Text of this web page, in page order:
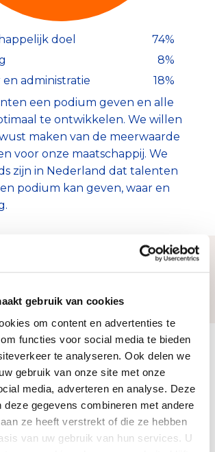
gebruik van cookies
om content en advertenties te
functies voor social media te bieden
te analyseren. Ook delen we
gebruik van onze site met onze
media, adverteren en analyse. Deze
deze gegevens combineren met andere
ze heeft verstrekt of die ze hebben
van uw gebruik van hun services. U
doel
74%
8%
en administratie
18%
een podium geven en alle
te ontwikkelen. We willen
maken van de meerwaarde
voor onze maatschappij. We
zijn in Nederland dat talenten
podium kan geven, waar en
(2024)
€ 90.535